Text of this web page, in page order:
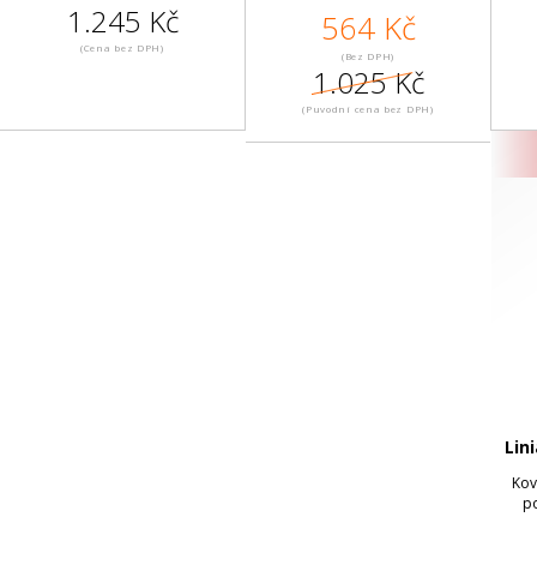
1.245 Kč
(Cena bez DPH) 564 Kč
(Bez DPH)
1.025 Kč
(Puvodní cena bez DPH)